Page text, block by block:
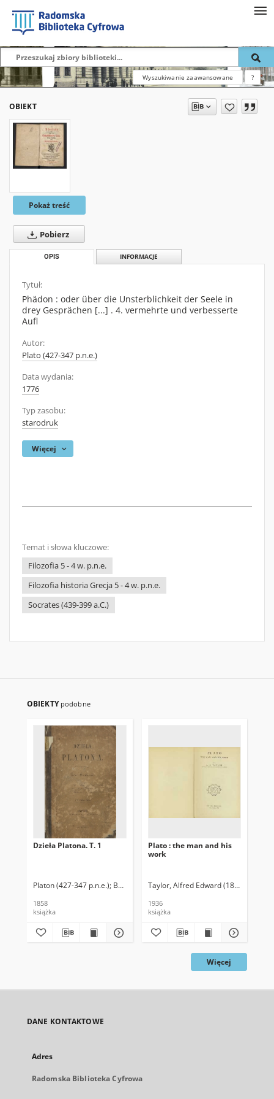
Wyszukiwanie zaawansowane ?
OBIEKT
Pokaż treść
Pobierz
OPIS INFORMACJE
Tytuł:
Phädon : oder über die Unsterblichkeit der Seele in
drey Gesprächen [...] . 4. vermehrte und verbesserte
Aufl
Autor:
Plato (427-347 p.n.e.)
Data wydania:
1776
Typ zasobu:
starodruk
Więcej
Temat i słowa kluczowe:
Filozofia 5 - 4 w. p.n.e.
Filozofia historia Grecja 5 - 4 w. p.n.e.
Socrates (439-399 a.C.)
OBIEKTY podobne
Dzieła Platona. T. 1
Platon (427-347 p.n.e.) Bronikowski, Antoni (1817-1884). Tł.
1858
książka
Plato : the man and his
work
Taylor, Alfred Edward (1869-1945)
1936
książka
Więcej
DANE KONTAKTOWE
Adres
Radomska Biblioteka Cyfrowa